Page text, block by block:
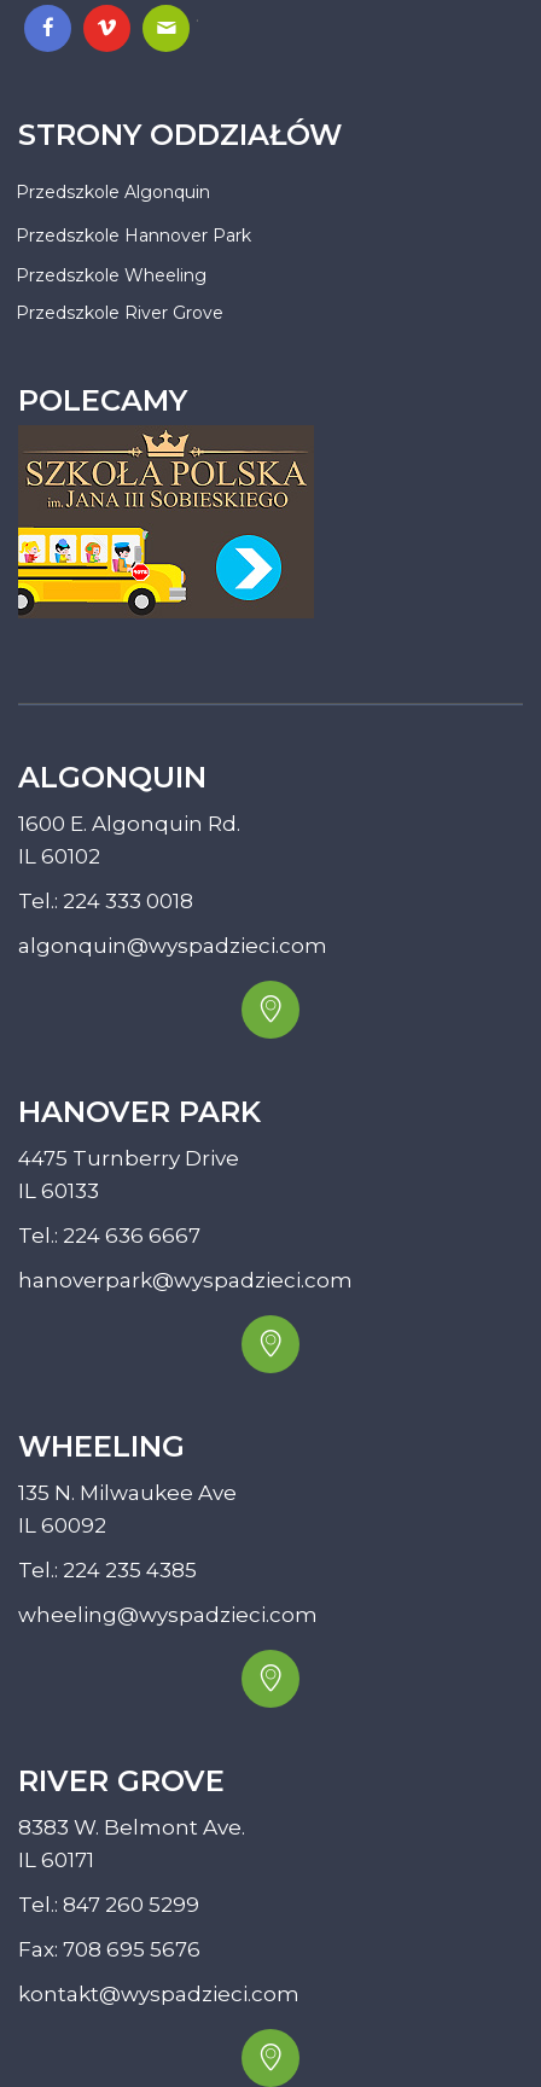
.
STRONY ODDZIAŁÓW
Przedszkole Algonquin
Przedszkole Hannover Park
Przedszkole Wheeling
Przedszkole River Grove
POLECAMY
ALGONQUIN
1600 E. Algonquin Rd.
IL 60102
Tel.: 224 333 0018
algonquin@wyspadzieci.com
HANOVER PARK
4475 Turnberry Drive
IL 60133
Tel.: 224 636 6667
hanoverpark@wyspadzieci.com
WHEELING
135 N. Milwaukee Ave
IL 60092
Tel.: 224 235 4385
wheeling@wyspadzieci.com
RIVER GROVE
8383 W. Belmont Ave.
IL 60171
Tel.: 847 260 5299
Fax: 708 695 5676
kontakt@wyspadzieci.com